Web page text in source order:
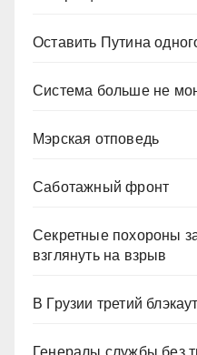
Оставить Путина
Система больше не
Мэрская отповедь
Саботажный фронт
Секретные похороны
взглянуть на взрыв
В Грузии третий
Генералы службы без